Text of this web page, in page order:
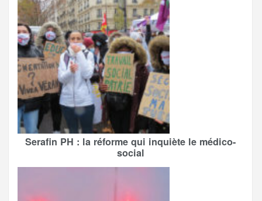
Serafin PH : la réforme qui inquiète le médico-
social